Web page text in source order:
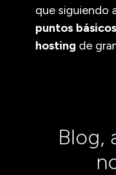
que siguiendo
puntos básicos
hosting de
Blog,